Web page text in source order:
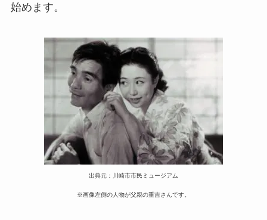
始めます。
出典元：川崎市市民ミュージアム
※画像左側の人物が父親の重吉さんです。